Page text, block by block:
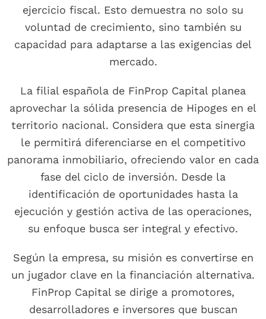
ejercicio fiscal. Esto demuestra no solo su
voluntad de crecimiento, sino también su
capacidad para adaptarse a las exigencias del
mercado.
La filial española de FinProp Capital planea
aprovechar la sólida presencia de Hipoges en el
territorio nacional. Considera que esta sinergia
le permitirá diferenciarse en el competitivo
panorama inmobiliario, ofreciendo valor en cada
fase del ciclo de inversión. Desde la
identificación de oportunidades hasta la
ejecución y gestión activa de las operaciones,
su enfoque busca ser integral y efectivo.
Según la empresa, su misión es convertirse en
un jugador clave en la financiación alternativa.
FinProp Capital se dirige a promotores,
desarrolladores e inversores que buscan